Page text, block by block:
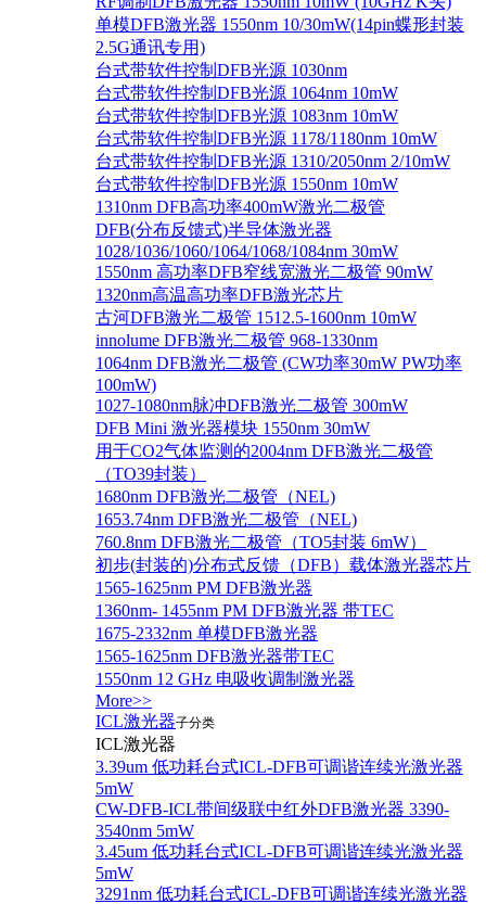
单模DFB激光器 1550nm 10/30mW(14pin蝶形封装
2.5G通讯专用)
台式带软件控制DFB光源 1030nm
台式带软件控制DFB光源 1064nm 10mW
台式带软件控制DFB光源 1083nm 10mW
台式带软件控制DFB光源 1178/1180nm 10mW
台式带软件控制DFB光源 1310/2050nm 2/10mW
台式带软件控制DFB光源 1550nm 10mW
1310nm DFB高功率400mW激光二极管
DFB(分布反馈式)半导体激光器
1028/1036/1060/1064/1068/1084nm 30mW
1550nm 高功率DFB窄线宽激光二极管 90mW
1320nm高温高功率DFB激光芯片
古河DFB激光二极管 1512.5-1600nm 10mW
innolume DFB激光二极管 968-1330nm
1064nm DFB激光二极管 (CW功率30mW PW功率
100mW)
1027-1080nm脉冲DFB激光二极管 300mW
DFB Mini 激光器模块 1550nm 30mW
用于CO2气体监测的2004nm DFB激光二极管
（TO39封装）
1680nm DFB激光二极管（NEL)
1653.74nm DFB激光二极管（NEL)
760.8nm DFB激光二极管（TO5封装 6mW）
初步(封装的)分布式反馈（DFB）载体激光器芯片
1565-1625nm PM DFB激光器
1360nm- 1455nm PM DFB激光器 带TEC
1675-2332nm 单模DFB激光器
1565-1625nm DFB激光器带TEC
1550nm 12 GHz 电吸收调制激光器
More>>
ICL激光器子分类
ICL激光器
3.39um 低功耗台式ICL-DFB可调谐连续光激光器
5mW
CW-DFB-ICL带间级联中红外DFB激光器 3390-
3540nm 5mW
3.45um 低功耗台式ICL-DFB可调谐连续光激光器
5mW
3291nm 低功耗台式ICL-DFB可调谐连续光激光器